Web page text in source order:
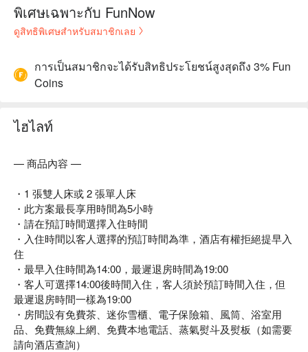
พิเศษเฉพาะกับ FunNow
ดูสิทธิพิเศษสำหรับสมาชิกเลย
การเป็นสมาชิกจะได้รับสิทธิประโยชน์สูงสุดถึง 3% Fun
Coins
ไฮไลท์
— 商品內容 —
・1 張雙人床或 2 張單人床
・此方案最長享用時間為5小時
・請在預訂時間選擇入住時間
・入住時間以客人選擇的預訂時間為準，酒店有權拒絕提早入
住
・最早入住時間為14:00，最遲退房時間為19:00
・客人可選擇14:00後時間入住，客人須於預訂時間入住，但
最遲退房時間一樣為19:00
・房間設有免費茶、迷你雪櫃、電子保險箱、風筒、浴室用
品、免費無線上網、免費本地電話、蒸氣熨斗及熨板（如需要
請向酒店查詢）